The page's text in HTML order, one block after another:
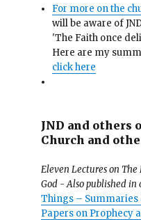
For more on the
will be aware of
'The Faith once
Here are my
click here
JND and others
Church and
Eleven Lectures on The
God - Also published in
Things – Summaries
Papers on Prophecy